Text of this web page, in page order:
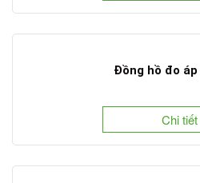
Đồng hồ đo
Chi tiết